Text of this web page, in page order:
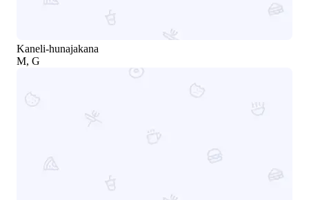
Kaneli-hunajakana
M, G